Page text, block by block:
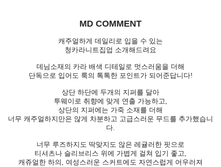
MD COMMENT
캐주얼하게 데일리로 입을 수 있는
청카라니트집업 소개해드려요
데님소재의 카라 배색 디테일로 멋스러움을 더해
단독으로 입어도 룩의 톡톡한 포인트가 되어준답니다!
상단 하단에 두개의 지퍼를 달아
투웨이로 취향에 맞게 연출 가능하고,
상단의 지퍼에는 가죽 소재를 더해
너무 캐주얼하지만은 않게 차분하고 고급스러운 무드를 추가했습니
다.
너무 루즈하지도 딱맞지도 않은 레귤러한 핏으로
티셔츠나 슬리브리스 위에 가볍게 걸쳐 입기 좋고,
캐쥬얼한 하의, 여성스러운 스커트에도 자연스럽게 어우러져